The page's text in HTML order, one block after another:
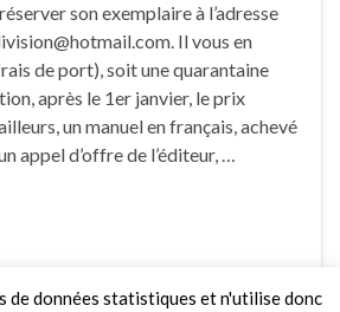
son exemplaire à l’adresse
Il vous en
de port), soit une quarantaine
après le 1er janvier, le prix
un manuel en français, achevé
appel d’offre de l’éditeur, …
Faire un commentaire
de données statistiques et n'utilise donc